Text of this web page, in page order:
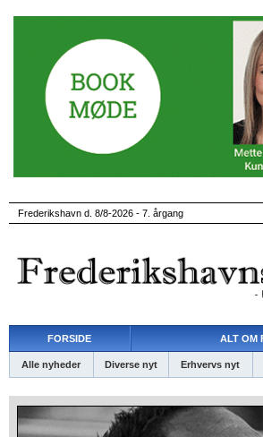
Frederikshavn d. 8/8-2026 - 7. årgang
FORSIDE ALT OM
Alle nyheder Diverse nyt Erhvervs nyt